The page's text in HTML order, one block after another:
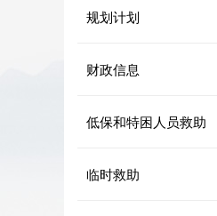
规划计划
财政信息
低保和特困人员救助
临时救助